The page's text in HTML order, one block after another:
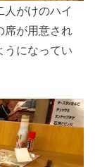
人がけのハイ
席が用意され
うになってい